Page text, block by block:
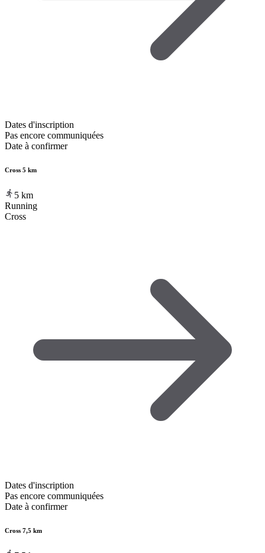
Dates d'inscription
Pas encore communiquées
Date à confirmer
Cross 5 km
5 km
Running
Cross
Dates d'inscription
Pas encore communiquées
Date à confirmer
Cross 7,5 km